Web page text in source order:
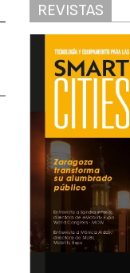
REVISTAS